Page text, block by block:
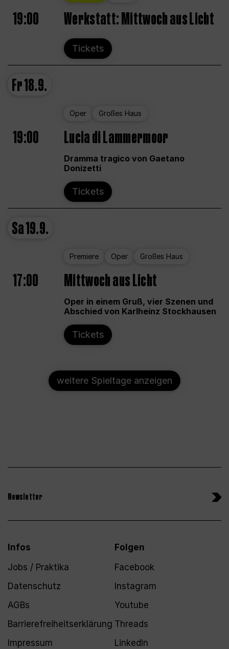
19:00 Werkstatt: Mittwoch aus Licht
Tickets
Fr18.9.
Oper Großes Haus
19:00 Lucia di Lammermoor
Dramma tragico von Gaetano
Donizetti
Tickets
Sa19.9.
Premiere Oper Großes Haus
17:00 Mittwoch aus Licht
Oper in einem Gruß, vier Szenen und
Abschied von Karlheinz Stockhausen
Tickets
weitere Spieltage anzeigen
Newsletter
Infos
Jobs / Praktika
Datenschutz
AGBs
Barrierefreiheitserklärung
Impressum
Folgen
Facebook
Instagram
Youtube
Threads
LinkedIn